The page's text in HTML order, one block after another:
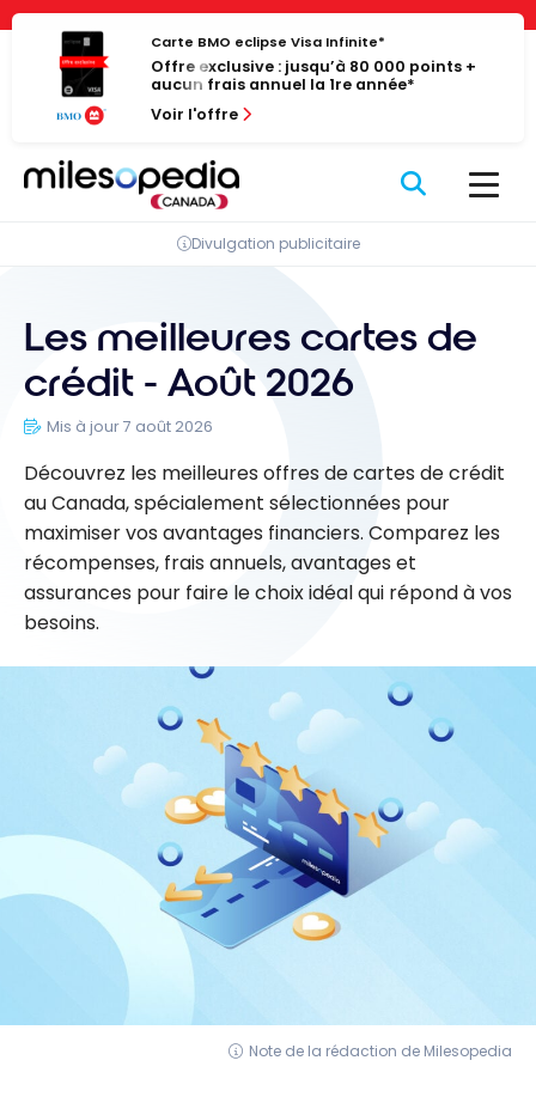
Panneau de gestion des cookies
Passer
contenu
Carte BMO eclipse Visa Infinite*
Offre exclusive : jusqu’à 80 000 points +
aucun frais annuel la 1re année*
Voir l'offre
Divulgation publicitaire
Les meilleures cartes de
crédit - Août 2026
Mis à jour 7 août 2026
Découvrez les meilleures offres de cartes de crédit
au Canada, spécialement sélectionnées pour
maximiser vos avantages financiers. Comparez les
récompenses, frais annuels, avantages et
assurances pour faire le choix idéal qui répond à vos
besoins.
Note de la rédaction de Milesopedia